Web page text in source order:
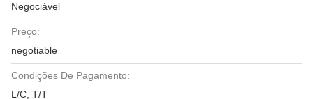
Negociável
Preço:
negotiable
Condições De Pagamento:
L/C, T/T